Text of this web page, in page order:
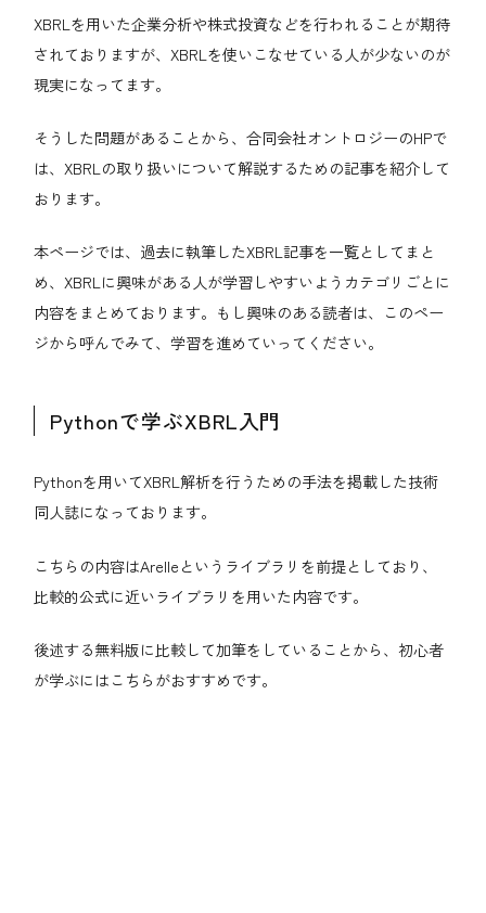
XBRLを用いた企業分析や株式投資などを行われることが期待
されておりますが、XBRLを使いこなせている人が少ないのが
現実になってます。
そうした問題があることから、合同会社オントロジーのHPで
は、XBRLの取り扱いについて解説するための記事を紹介して
おります。
本ページでは、過去に執筆したXBRL記事を一覧としてまと
め、XBRLに興味がある人が学習しやすいようカテゴリごとに
内容をまとめております。もし興味のある読者は、このペー
ジから呼んでみて、学習を進めていってください。
Pythonで学ぶXBRL入門
Pythonを用いてXBRL解析を行うための手法を掲載した技術
同人誌になっております。
こちらの内容はArelleというライブラリを前提としており、
比較的公式に近いライブラリを用いた内容です。
後述する無料版に比較して加筆をしていることから、初心者
が学ぶにはこちらがおすすめです。